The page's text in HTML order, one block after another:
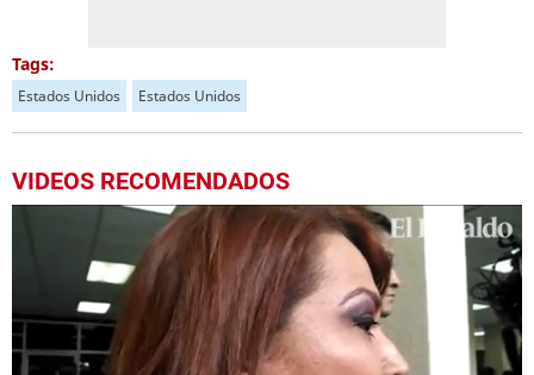
Tags:
Estados Unidos Estados Unidos
VIDEOS RECOMENDADOS